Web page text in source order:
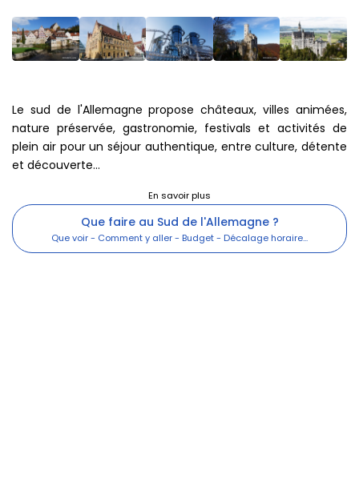
Le sud de l'Allemagne propose châteaux, villes animées,
nature préservée, gastronomie, festivals et activités de
plein air pour un séjour authentique, entre culture, détente
et découverte...
Que faire au Sud de l'Allemagne ?